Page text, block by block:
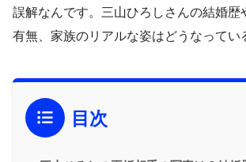
誤解なんです。三山ひろしさんの結婚歴
有無、家族のリアルな姿はどうなってい
目次